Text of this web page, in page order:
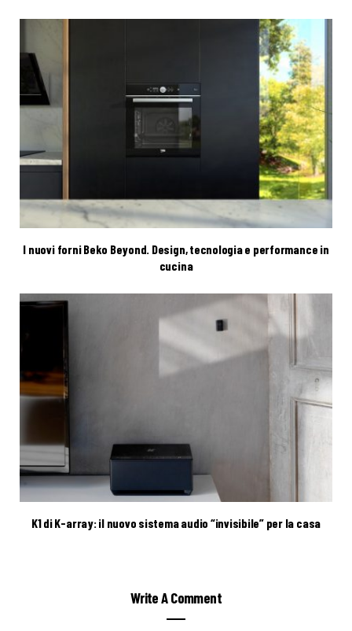
I nuovi forni Beko Beyond. Design, tecnologia e performance in
cucina
K1 di K-array: il nuovo sistema audio “invisibile” per la casa
Write A Comment